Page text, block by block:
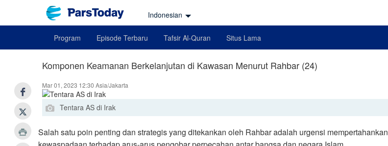
Indonesian
Program Episode Terbaru Tafsir Al-Quran Situs Lama
Komponen Keamanan Berkelanjutan di Kawasan Menurut Rahbar (24)
Mar 01, 2023 12:30 Asia/Jakarta
Tentara AS di Irak
Salah satu poin penting dan strategis yang ditekankan oleh Rahbar adalah urgensi mempertahankan